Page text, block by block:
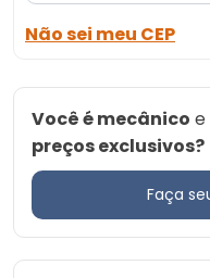
Não sei meu CEP
Você é mecânico e
preços exclusivos?
Faça